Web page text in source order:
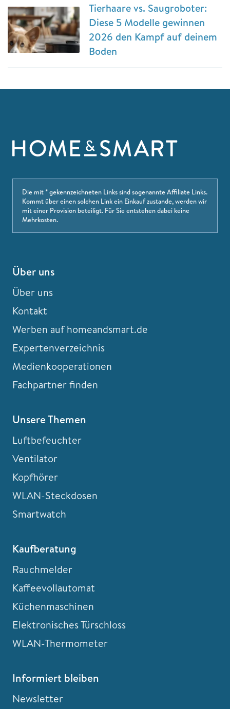
Tierhaare vs. Saugroboter:
Diese 5 Modelle gewinnen
2026 den Kampf auf deinem
Boden
Die mit * gekennzeichneten Links sind sogenannte Affiliate Links.
Kommt über einen solchen Link ein Einkauf zustande, werden wir
mit einer Provision beteiligt. Für Sie entstehen dabei keine
Mehrkosten.
Über uns
Über uns
Kontakt
Werben auf homeandsmart.de
Expertenverzeichnis
Medienkooperationen
Fachpartner finden
Unsere Themen
Luftbefeuchter
Ventilator
Kopfhörer
WLAN-Steckdosen
Smartwatch
Kaufberatung
Rauchmelder
Kaffeevollautomat
Küchenmaschinen
Elektronisches Türschloss
WLAN-Thermometer
Informiert bleiben
Newsletter